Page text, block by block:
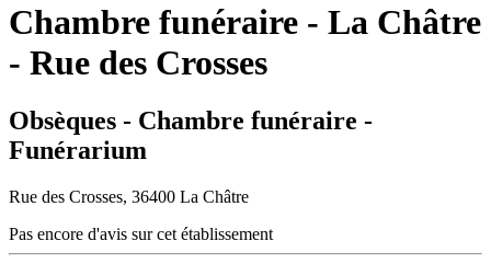
Chambre funéraire - La Châtre
- Rue des Crosses
Obsèques - Chambre funéraire -
Funérarium
Rue des Crosses, 36400 La Châtre
Pas encore d'avis sur cet établissement